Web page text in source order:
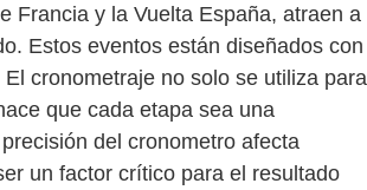
Francia y la Vuelta España, atraen a
Estos eventos están diseñados con
cronometraje no solo se utiliza para
que cada etapa sea una
del cronometro afecta
un factor crítico para el resultado